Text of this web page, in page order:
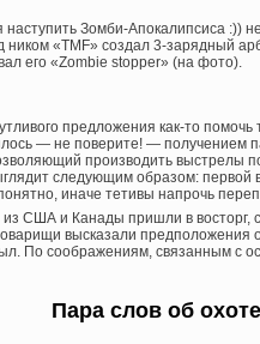
наступить Зомби-Апокалипсиса :))
ником «TMF» создал 3-зарядный
его «Zombie stopper» (на фото).
предложения как-то
— не поверите! — получением
производить выстрелы
следующим образом: первой
иначе тетивы напрочь
США и Канады пришли в восторг,
высказали
По соображениям, связанным с
Пара слов об охоте